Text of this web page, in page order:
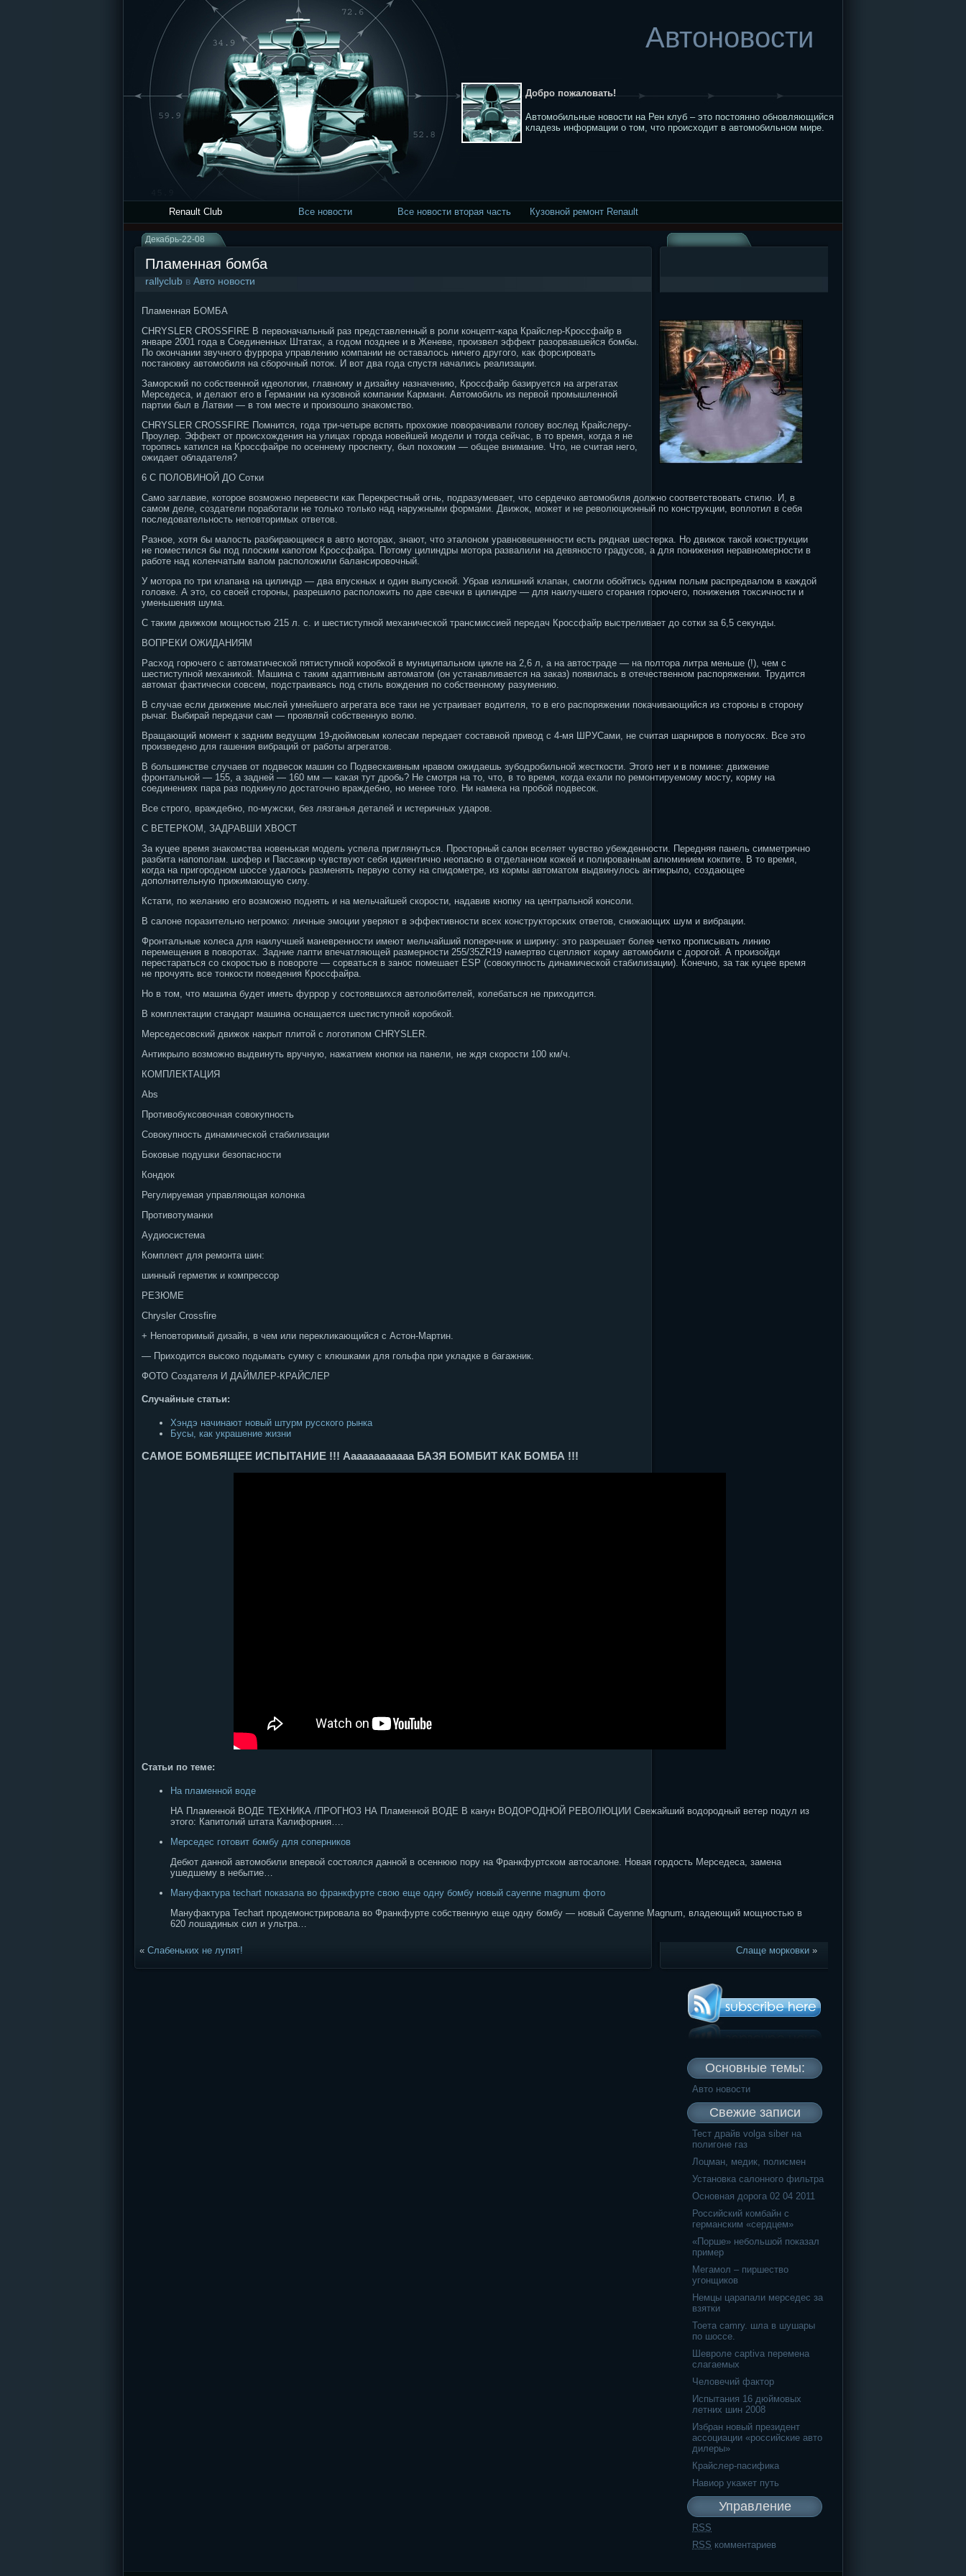
Автоновости
Добро пожаловать!
Автомобильные новости на Рен клуб – это постоянно обновляющийся
кладезь информации о том, что происходит в автомобильном мире.
Renault Club Все новости Все новости вторая часть Кузовной ремонт Renault
Декабрь-22-08
Пламенная бомба
rallyclub в Авто новости
Пламенная БОМБА
CHRYSLER CROSSFIRE В первоначальный раз представленный в роли концепт-кара Крайслер-Кроссфайр в
январе 2001 года в Соединенных Штатах, а годом позднее и в Женеве, произвел эффект разорвавшейся бомбы.
По окончании звучного фуррора управлению компании не оставалось ничего другого, как форсировать
постановку автомобиля на сборочный поток. И вот два года спустя начались реализации.
Заморский по собственной идеологии, главному и дизайну назначению, Кроссфайр базируется на агрегатах
Мерседеса, и делают его в Германии на кузовной компании Карманн. Автомобиль из первой промышленной
партии был в Латвии — в том месте и произошло знакомство.
CHRYSLER CROSSFIRE Помнится, года три-четыре вспять прохожие поворачивали голову вослед Крайслеру-
Проулер. Эффект от происхождения на улицах города новейшей модели и тогда сейчас, в то время, когда я не
торопясь катился на Кроссфайре по осеннему проспекту, был похожим — общее внимание. Что, не считая него,
ожидает обладателя?
6 С ПОЛОВИНОЙ ДО Сотки
Само заглавие, которое возможно перевести как Перекрестный огнь, подразумевает, что сердечко автомобиля должно соответствовать стилю. И, в
самом деле, создатели поработали не только только над наружными формами. Движок, может и не революционный по конструкции, воплотил в себя
последовательность неповторимых ответов.
Разное, хотя бы малость разбирающиеся в авто моторах, знают, что эталоном уравновешенности есть рядная шестерка. Но движок такой конструкции
не поместился бы под плоским капотом Кроссфайра. Потому цилиндры мотора развалили на девяносто градусов, а для понижения неравномерности в
работе над коленчатым валом расположили балансировочный.
У мотора по три клапана на цилиндр — два впускных и один выпускной. Убрав излишний клапан, смогли обойтись одним полым распредвалом в каждой
головке. А это, со своей стороны, разрешило расположить по две свечки в цилиндре — для наилучшего сгорания горючего, понижения токсичности и
уменьшения шума.
С таким движком мощностью 215 л. с. и шестиступной механической трансмиссией передач Кроссфайр выстреливает до сотки за 6,5 секунды.
ВОПРЕКИ ОЖИДАНИЯМ
Расход горючего с автоматической пятиступной коробкой в муниципальном цикле на 2,6 л, а на автостраде — на полтора литра меньше (!), чем с
шестиступной механикой. Машина с таким адаптивным автоматом (он устанавливается на заказ) появилась в отечественном распоряжении. Трудится
автомат фактически совсем, подстраиваясь под стиль вождения по собственному разумению.
В случае если движение мыслей умнейшего агрегата все таки не устраивает водителя, то в его распоряжении покачивающийся из стороны в сторону
рычаг. Выбирай передачи сам — проявляй собственную волю.
Вращающий момент к задним ведущим 19-дюймовым колесам передает составной привод с 4-мя ШРУСами, не считая шарниров в полуосях. Все это
произведено для гашения вибраций от работы агрегатов.
В большинстве случаев от подвесок машин со Подвескаивным нравом ожидаешь зубодробильной жесткости. Этого нет и в помине: движение
фронтальной — 155, а задней — 160 мм — какая тут дробь? Не смотря на то, что, в то время, когда ехали по ремонтируемому мосту, корму на
соединениях пара раз подкинуло достаточно враждебно, но менее того. Ни намека на пробой подвесок.
Все строго, враждебно, по-мужски, без лязганья деталей и истеричных ударов.
С ВЕТЕРКОМ, ЗАДРАВШИ ХВОСТ
За куцее время знакомства новенькая модель успела приглянуться. Просторный салон вселяет чувство убежденности. Передняя панель симметрично
разбита напополам. шофер и Пассажир чувствуют себя идиентично неопасно в отделанном кожей и полированным алюминием кокпите. В то время,
когда на пригородном шоссе удалось разменять первую сотку на спидометре, из кормы автоматом выдвинулось антикрыло, создающее
дополнительную прижимающую силу.
Кстати, по желанию его возможно поднять и на мельчайшей скорости, надавив кнопку на центральной консоли.
В салоне поразительно негромко: личные эмоции уверяют в эффективности всех конструкторских ответов, снижающих шум и вибрации.
Фронтальные колеса для наилучшей маневренности имеют мельчайший поперечник и ширину: это разрешает более четко прописывать линию
перемещения в поворотах. Задние лапти впечатляющей размерности 255/35ZR19 намертво сцепляют корму автомобили с дорогой. А произойди
перестараться со скоростью в повороте — сорваться в занос помешает ESP (совокупность динамической стабилизации). Конечно, за так куцее время
не прочуять все тонкости поведения Кроссфайра.
Но в том, что машина будет иметь фуррор у состоявшихся автолюбителей, колебаться не приходится.
В комплектации стандарт машина оснащается шестиступной коробкой.
Мерседесовский движок накрыт плитой с логотипом CHRYSLER.
Антикрыло возможно выдвинуть вручную, нажатием кнопки на панели, не ждя скорости 100 км/ч.
КОМПЛЕКТАЦИЯ
Abs
Противобуксовочная совокупность
Совокупность динамической стабилизации
Боковые подушки безопасности
Кондюк
Регулируемая управляющая колонка
Противотуманки
Аудиосистема
Комплект для ремонта шин:
шинный герметик и компрессор
РЕЗЮМЕ
Chrysler Crossfire
+ Неповторимый дизайн, в чем или перекликающийся с Астон-Мартин.
— Приходится высоко подымать сумку с клюшками для гольфа при укладке в багажник.
ФОТО Создателя И ДАЙМЛЕР-КРАЙСЛЕР
Случайные статьи:
Хэндэ начинают новый штурм русского рынка
Бусы, как украшение жизни
САМОЕ БОМБЯЩЕЕ ИСПЫТАНИЕ !!! Аааааааааааа БАЗЯ БОМБИТ КАК БОМБА !!!
Статьи по теме:
На пламенной воде
НА Пламенной ВОДЕ ТЕХНИКА /ПРОГНОЗ НА Пламенной ВОДЕ В канун ВОДОРОДНОЙ РЕВОЛЮЦИИ Свежайший водородный ветер подул из
этого: Капитолий штата Калифорния….
Мерседес готовит бомбу для соперников
Дебют данной автомобили впервой состоялся данной в осеннюю пору на Франкфуртском автосалоне. Новая гордость Мерседеса, замена
ушедшему в небытие…
Мануфактура techart показала во франкфурте свою еще одну бомбу новый cayenne magnum фото
Мануфактура Techart продемонстрировала во Франкфурте собственную еще одну бомбу — новый Cayenne Magnum, владеющий мощностью в
620 лошадиных сил и ультра…
« Слабеньких не лупят! Слаще морковки »
Основные темы:
Авто новости
Свежие записи
Тест драйв volga siber на
полигоне газ
Лоцман, медик, полисмен
Установка салонного фильтра
Основная дорога 02 04 2011
Российский комбайн с
германским «сердцем»
«Порше» небольшой показал
пример
Мегамол – пиршество
угонщиков
Немцы царапали мерседес за
взятки
Тоета camry. шла в шушары
по шоссе.
Шевроле captiva перемена
слагаемых
Человечий фактор
Испытания 16 дюймовых
летних шин 2008
Избран новый президент
ассоциации «российские авто
дилеры»
Крайслер-пасифика
Навиор укажет путь
Управление
RSS
RSS комментариев